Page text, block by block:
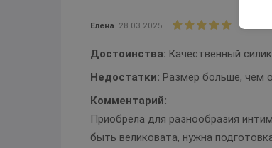
Елена 28.03.2025
Достоинства: Качественный
Недостатки: Размер больше, чем
Комментарий:
Приобрела для разнообразия
быть великовата, нужна